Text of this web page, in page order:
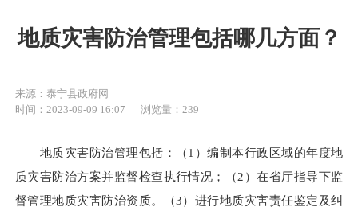
地质灾害防治管理包括哪几方面？
来源：泰宁县政府网
时间：2023-09-09 16:07
浏览量：239
地质灾害防治管理包括：（1）编制本行政区域的年度地
质灾害防治方案并监督检查执行情况；（2）在省厅指导下监
督管理地质灾害防治资质。（3）进行地质灾害责任鉴定及纠